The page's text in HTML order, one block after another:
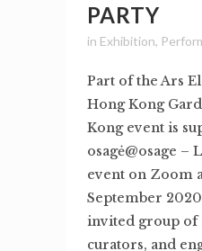
PARTY
in Exhibition,
Part of the Ars
Hong Kong
Kong event is
osagė@osage –
event on Zoom
September
invited group of
curators, and